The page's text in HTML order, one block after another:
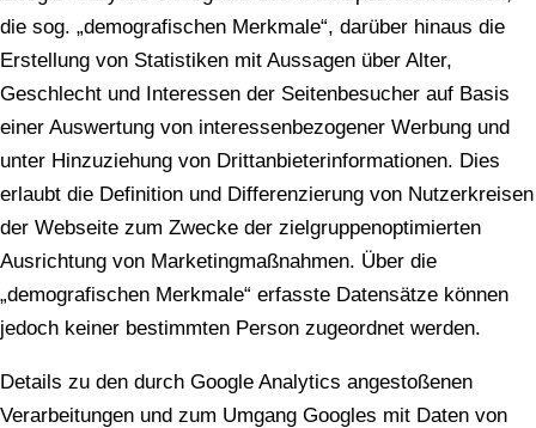
die sog. „demografischen Merkmale“, darüber hinaus die
Erstellung von Statistiken mit Aussagen über Alter,
Geschlecht und Interessen der Seitenbesucher auf Basis
einer Auswertung von interessenbezogener Werbung und
unter Hinzuziehung von Drittanbieterinformationen. Dies
erlaubt die Definition und Differenzierung von Nutzerkreisen
der Webseite zum Zwecke der zielgruppenoptimierten
Ausrichtung von Marketingmaßnahmen. Über die
„demografischen Merkmale“ erfasste Datensätze können
jedoch keiner bestimmten Person zugeordnet werden.
Details zu den durch Google Analytics angestoßenen
Verarbeitungen und zum Umgang Googles mit Daten von